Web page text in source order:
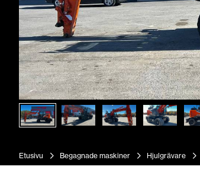
Etusivu Begagnade maskiner Hjulgrävare